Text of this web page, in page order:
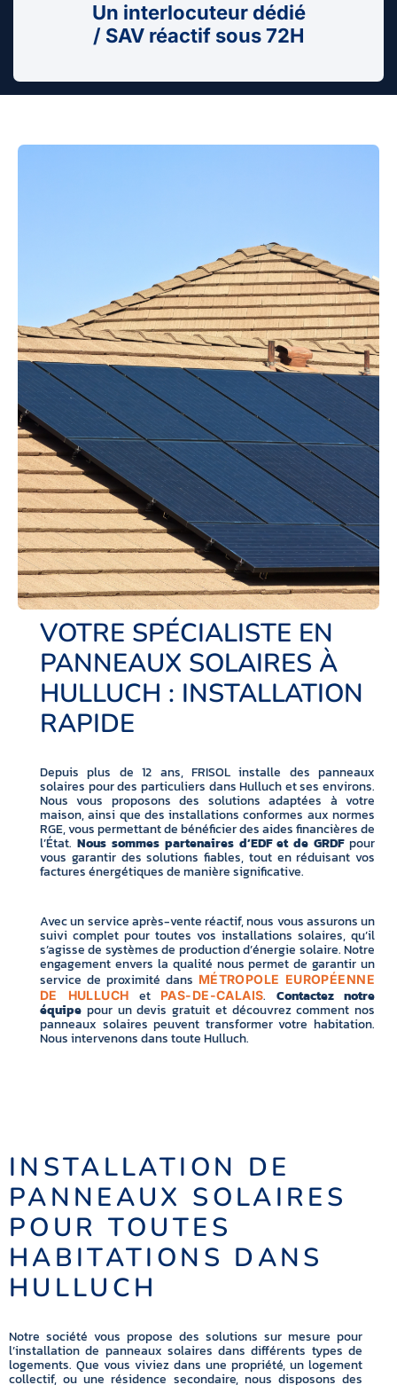
Un interlocuteur dédié
/ SAV réactif sous 72H
VOTRE SPÉCIALISTE EN
PANNEAUX SOLAIRES À
HULLUCH : INSTALLATION
RAPIDE
Depuis plus de 12 ans, FRISOL installe des panneaux
solaires pour des particuliers dans Hulluch et ses environs.
Nous vous proposons des solutions adaptées à votre
maison, ainsi que des installations conformes aux normes
RGE, vous permettant de bénéficier des aides financières de
l’État. Nous sommes partenaires d’EDF et de GRDFpour
vous garantir des solutions fiables, tout en réduisant vos
factures énergétiques de manière significative.
Avec un service après-vente réactif, nous vous assurons un
suivi complet pour toutes vos installations solaires, qu’il
s’agisse de systèmes de production d’énergie solaire. Notre
engagement envers la qualité nous permet de garantir un
service de proximité dans MÉTROPOLE EUROPÉENNE
DE HULLUCH
et PAS-DE-CALAIS. Contactez notre
équipe pour un devis gratuit et découvrez comment nos
panneaux solaires peuvent transformer votre habitation.
Nous intervenons dans toute Hulluch.
INSTALLATION DE
PANNEAUX SOLAIRES
POUR TOUTES
HABITATIONS DANS
HULLUCH
Notre société vous propose des solutions sur mesure pour
l’installation de panneaux solaires dans différents types de
logements. Que vous viviez dans une propriété, un logement
collectif, ou une résidence secondaire, nous disposons des